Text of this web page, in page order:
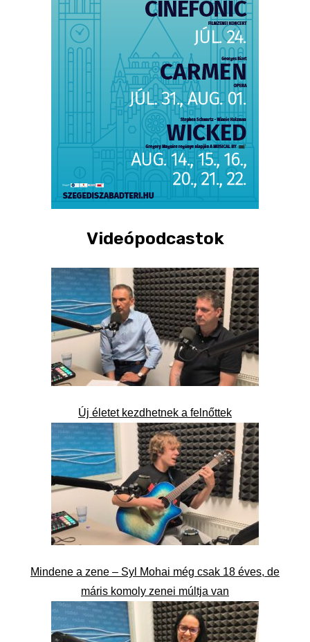
Videópodcastok
Új életet kezdhetnek a felnőttek
Mindene a zene – Syl Mohai még csak 18 éves, de
máris komoly zenei múltja van